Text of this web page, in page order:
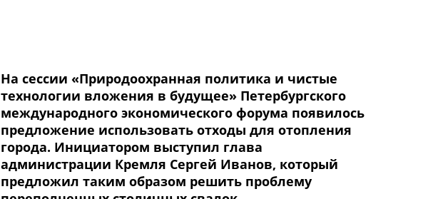
На сессии «Природоохранная политика и чистые
технологии вложения в будущее» Петербургского
международного экономического форума появилось
предложение использовать отходы для отопления
города. Инициатором выступил глава
администрации Кремля Сергей Иванов, который
предложил таким образом решить проблему